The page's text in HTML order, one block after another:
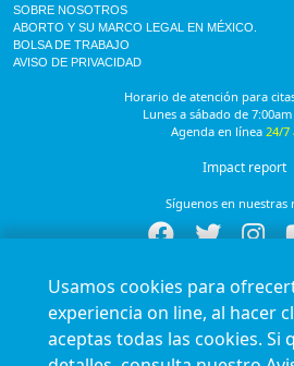
SOBRE NOSOTROS
ABORTO Y SU MARCO LEGAL EN MÉXICO.
BOLSA DE TRABAJO
AVISO DE PRIVACIDAD
Horario de atención para
Lunes a sábado de
Agenda en línea 24/7
Impact report
Síguenos en nuestras
Usamos cookies para
experiencia on line, al hacer
aceptas todas las cookies. Si